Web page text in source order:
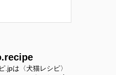
.jpは〈犬猫レシピ〉